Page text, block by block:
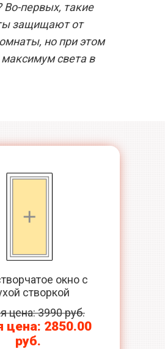
Во-первых, такие
защищают от
но при этом
света в
окно с
створкой
цена: 3990 руб.
цена: 2850.00
руб.